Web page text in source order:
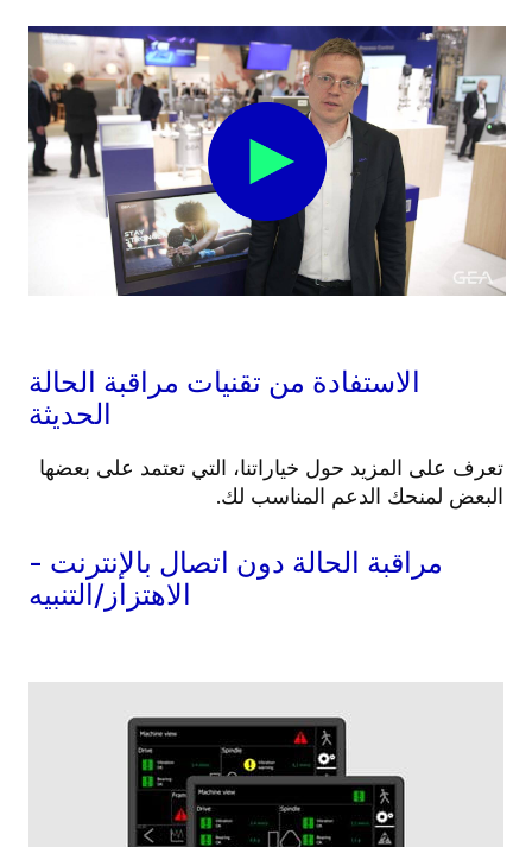
الاستفادة من تقنيات مراقبة الحالة
الحديثة
تعرف على المزيد حول خياراتنا، التي تعتمد على بعضها
البعض لمنحك الدعم المناسب لك.
مراقبة الحالة دون اتصال بالإنترنت -
الاهتزاز/التنبيه